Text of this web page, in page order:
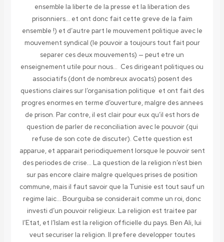
ensemble la liberte de la presse et la liberation des
prisonniers… et ont donc fait cette greve de la faim
ensemble !) et d’autre part le mouvement politique avec le
mouvement syndical (le pouvoir a toujours tout fait pour
separer ces deux mouvements) — peut etre un
enseignement utile pour nous… Ces dirigeant politiques ou
associatifs (dont de nombreux avocats) posent des
questions claires sur l’organisation politique et ont fait des
progres enormes en terme d’ouverture, malgre des annees
de prison. Par contre, il est clair pour eux qu’il est hors de
question de parler de reconciliation avec le pouvoir (qui
refuse de son cote de discuter). Cette question est
apparue, et apparait periodiquement lorsque le pouvoir sent
des periodes de crise… La question de la religion n’est bien
sur pas encore claire malgre quelques prises de position
commune, mais il faut savoir que la Tunisie est tout sauf un
regime laic… Bourguiba se considerait comme un roi, donc
investi d’un pouvoir religieux. La religion est traitee par
l’Etat, et l’Islam est la religion officielle du pays. Ben Ali, lui
veut securiser la religion. Il prefere developper toutes